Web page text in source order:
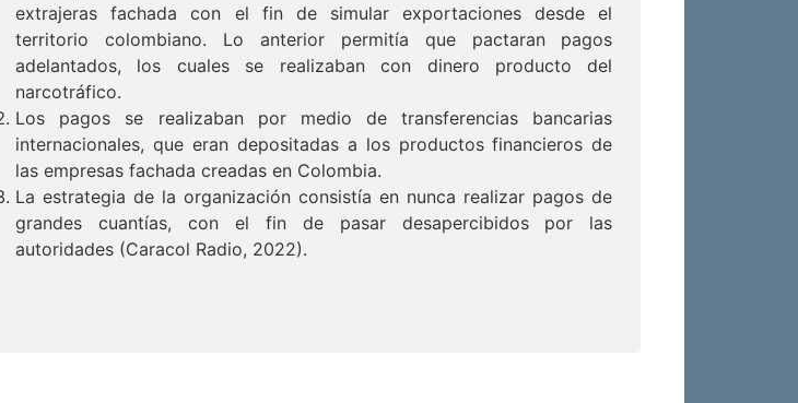
extrajeras fachada con el fin de simular exportaciones desde el
territorio colombiano. Lo anterior permitía que pactaran pagos
adelantados, los cuales se realizaban con dinero producto del
narcotráfico.
Los pagos se realizaban por medio de transferencias bancarias
internacionales, que eran depositadas a los productos financieros de
las empresas fachada creadas en Colombia.
La estrategia de la organización consistía en nunca realizar pagos de
grandes cuantías, con el fin de pasar desapercibidos por las
autoridades (Caracol Radio, 2022).